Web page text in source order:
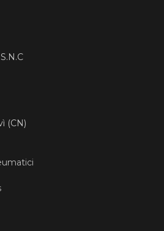
(CN)